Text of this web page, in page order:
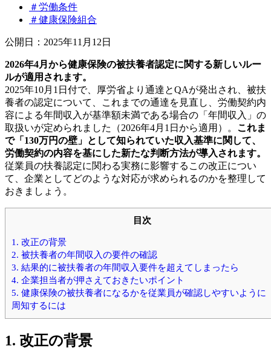
＃労働条件
＃健康保険組合
公開日：2025年11月12日
2026年4月から健康保険の被扶養者認定に関する新しいルー
ルが適用されます。
2025年10月1日付で、厚労省より通達とQAが発出され、被扶
養者の認定について、これまでの通達を見直し、労働契約内
容による年間収入が基準額未満である場合の「年間収入」の
取扱いが定められました（2026年4月1日から適用）。 これま
で「130万円の壁」として知られていた収入基準に関して、
労働契約の内容を基にした新たな判断方法が導入されます。
従業員の扶養認定に関わる実務に影響するこの改正につい
て、企業としてどのような対応が求められるのかを整理して
おきましょう。
目次
1. 改正の背景
2. 被扶養者の年間収入の要件の確認
3. 結果的に被扶養者の年間収入要件を超えてしまったら
4. 企業担当者が押さえておきたいポイント
5. 健康保険の被扶養者になるかを従業員が確認しやすいように
周知するには
1. 改正の背景